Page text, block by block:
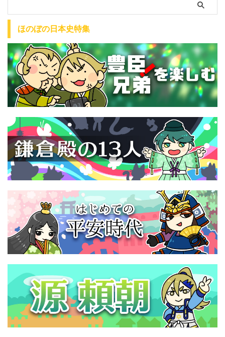
ほのぼの日本史特集